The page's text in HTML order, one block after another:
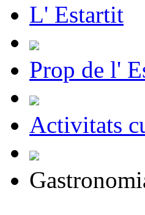
L' Estartit
Prop de l'
Activitats